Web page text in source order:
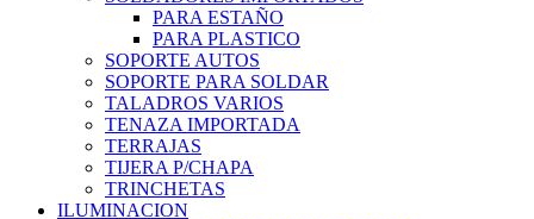
PARA ESTAÑO
PARA PLASTICO
SOPORTE AUTOS
SOPORTE PARA SOLDAR
TALADROS VARIOS
TENAZA IMPORTADA
TERRAJAS
TIJERA P/CHAPA
TRINCHETAS
ILUMINACION